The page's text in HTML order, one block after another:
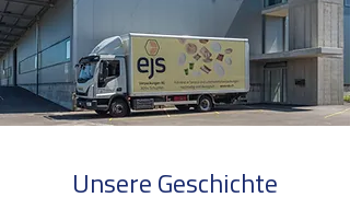
Unsere Geschichte